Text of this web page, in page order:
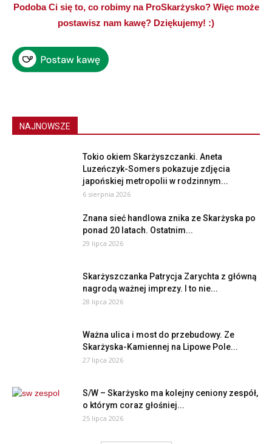
Podoba Ci się to, co robimy na ProSkarżysko? Więc może
postawisz nam kawę? Dziękujemy! :)
NAJNOWSZE
Tokio okiem Skarżyszczanki. Aneta
Luzeńczyk-Somers pokazuje zdjęcia
japońskiej metropolii w rodzinnym...
6 sierpnia 2026
Znana sieć handlowa znika ze Skarżyska po
ponad 20 latach. Ostatnim...
29 lipca 2026
Skarżyszczanka Patrycja Zarychta z główną
nagrodą ważnej imprezy. I to nie...
28 lipca 2026
Ważna ulica i most do przebudowy. Ze
Skarżyska-Kamiennej na Lipowe Pole...
27 lipca 2026
S/W – Skarżysko ma kolejny ceniony zespół,
o którym coraz głośniej...
25 lipca 2026